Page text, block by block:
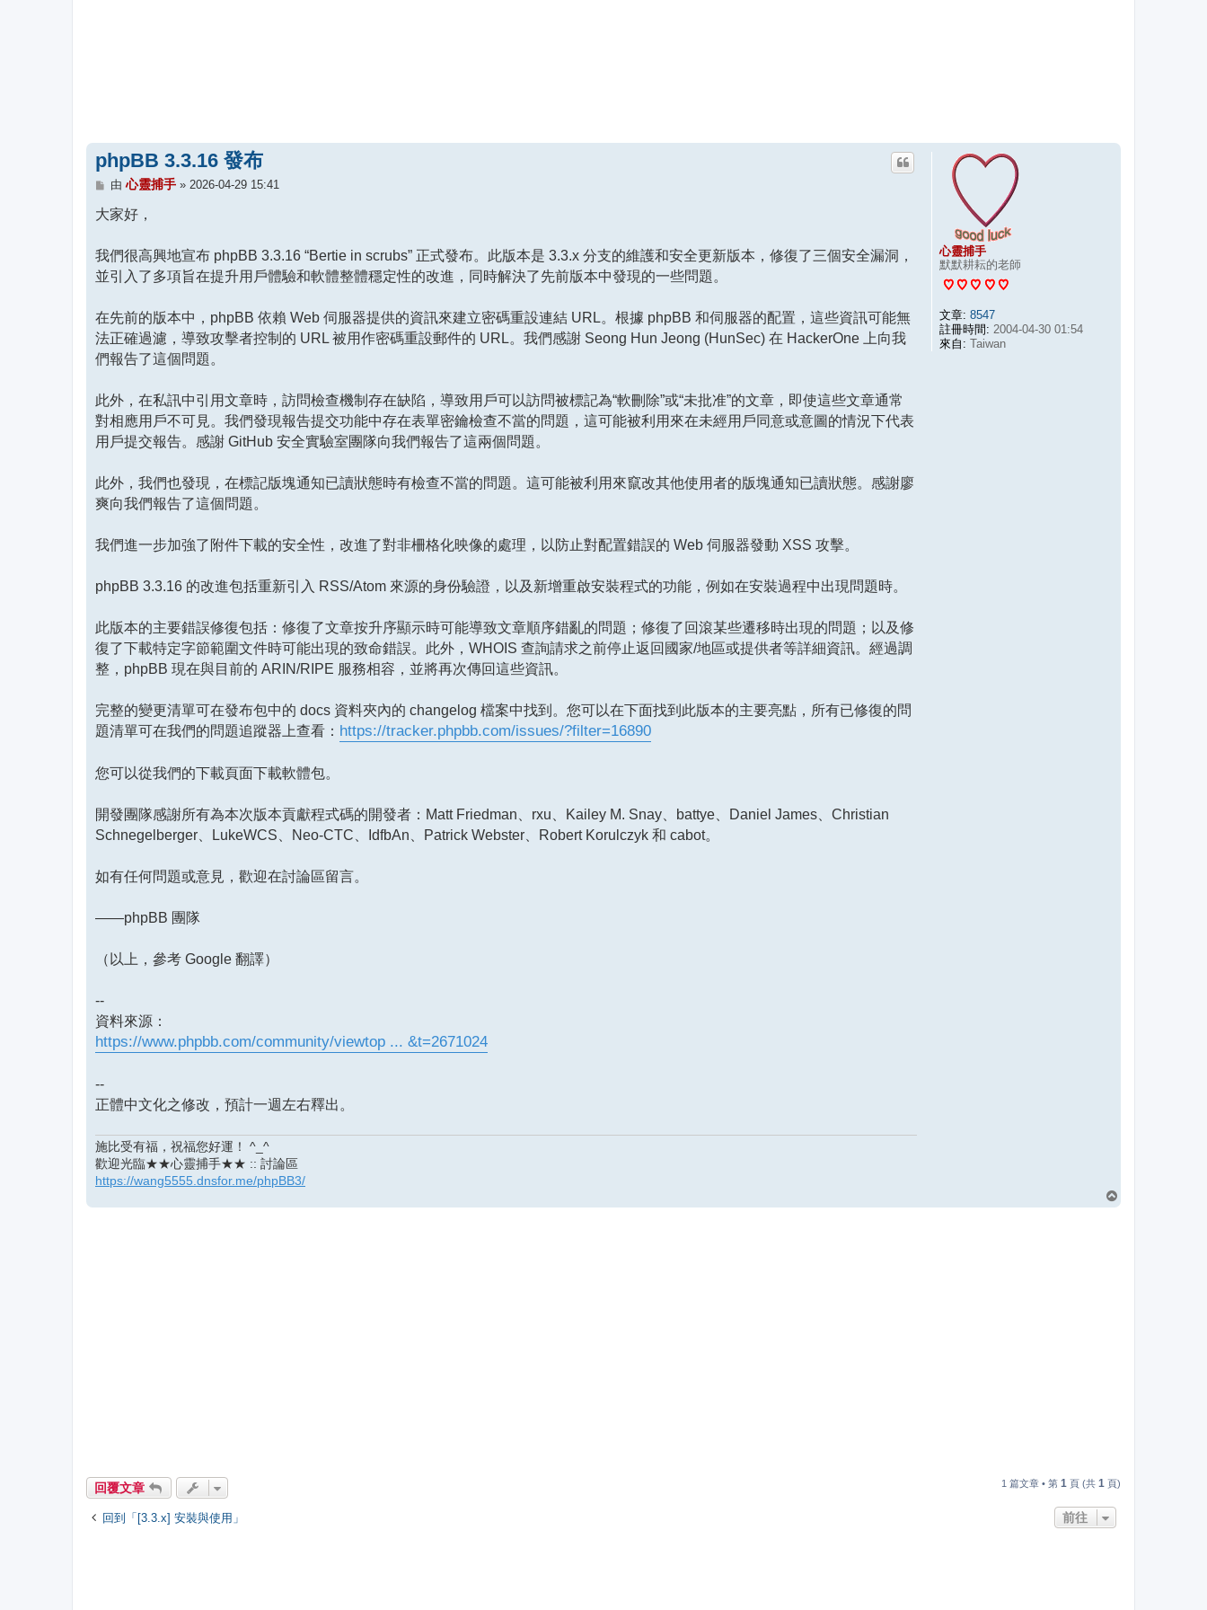
心靈捕手
默默耕耘的老師
文章: 8547
註冊時間: 2004-04-30 01:54
來自: Taiwan
phpBB 3.3.16 發布
文
由 心靈捕手» 2026-04-29 15:41
大家好，
我們很高興地宣布 phpBB 3.3.16 “Bertie in scrubs” 正式發布。此版本是 3.3.x 分支的維護和安全更新版本，修復了三個安全漏洞，
並引入了多項旨在提升用戶體驗和軟體整體穩定性的改進，同時解決了先前版本中發現的一些問題。
在先前的版本中，phpBB 依賴 Web 伺服器提供的資訊來建立密碼重設連結 URL。根據 phpBB 和伺服器的配置，這些資訊可能無
法正確過濾，導致攻擊者控制的 URL 被用作密碼重設郵件的 URL。我們感謝 Seong Hun Jeong (HunSec) 在 HackerOne 上向我
們報告了這個問題。
此外，在私訊中引用文章時，訪問檢查機制存在缺陷，導致用戶可以訪問被標記為“軟刪除”或“未批准”的文章，即使這些文章通常
對相應用戶不可見。我們發現報告提交功能中存在表單密鑰檢查不當的問題，這可能被利用來在未經用戶同意或意圖的情況下代表
用戶提交報告。感謝 GitHub 安全實驗室團隊向我們報告了這兩個問題。
此外，我們也發現，在標記版塊通知已讀狀態時有檢查不當的問題。這可能被利用來竄改其他使用者的版塊通知已讀狀態。感謝廖
爽向我們報告了這個問題。
我們進一步加強了附件下載的安全性，改進了對非柵格化映像的處理，以防止對配置錯誤的 Web 伺服器發動 XSS 攻擊。
phpBB 3.3.16 的改進包括重新引入 RSS/Atom 來源的身份驗證，以及新增重啟安裝程式的功能，例如在安裝過程中出現問題時。
此版本的主要錯誤修復包括：修復了文章按升序顯示時可能導致文章順序錯亂的問題；修復了回滾某些遷移時出現的問題；以及修
復了下載特定字節範圍文件時可能出現的致命錯誤。此外，WHOIS 查詢請求之前停止返回國家/地區或提供者等詳細資訊。經過調
整，phpBB 現在與目前的 ARIN/RIPE 服務相容，並將再次傳回這些資訊。
完整的變更清單可在發布包中的 docs 資料夾內的 changelog 檔案中找到。您可以在下面找到此版本的主要亮點，所有已修復的問
題清單可在我們的問題追蹤器上查看： https://tracker.phpbb.com/issues/?filter=16890
您可以從我們的下載頁面下載軟體包。
開發團隊感謝所有為本次版本貢獻程式碼的開發者：Matt Friedman、rxu、Kailey M. Snay、battye、Daniel James、Christian
Schnegelberger、LukeWCS、Neo-CTC、IdfbAn、Patrick Webster、Robert Korulczyk 和 cabot。
如有任何問題或意見，歡迎在討論區留言。
——phpBB 團隊
（以上，參考 Google 翻譯）
--
資料來源：
https://www.phpbb.com/community/viewtop ... &t=2671024
--
正體中文化之修改，預計一週左右釋出。
施比受有福，祝福您好運！ ^_^
歡迎光臨★★心靈捕手★★ :: 討論區
https://wang5555.dnsfor.me/phpBB3/
回覆文章 1 篇文章 • 第 1 頁 (共 1 頁)
回到「[3.3.x] 安裝與使用」 前往